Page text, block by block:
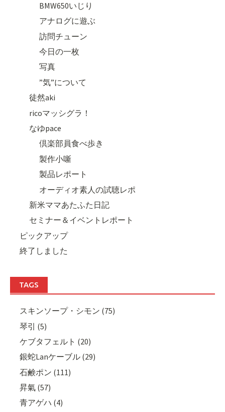
BMW650いじり
アナログに遊ぶ
訪問チューン
今日の一枚
写真
”気”について
徒然aki
ricoマッシグラ！
なゆpace
倶楽部員食べ歩き
製作小噺
製品レポート
オーディオ素人の試聴レポ
新米ママあたふた日記
セミナー＆イベントレポート
ピックアップ
終了しました
TAGS
スキンソープ・シモン (75)
琴引 (5)
ケブタフェルト (20)
銀蛇Lanケーブル (29)
石鹸ポン (111)
昇氣 (57)
青アゲハ (4)